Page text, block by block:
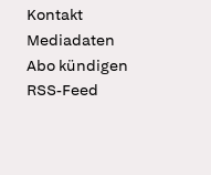
Kontakt
Mediadaten
Abo kündigen
RSS-Feed